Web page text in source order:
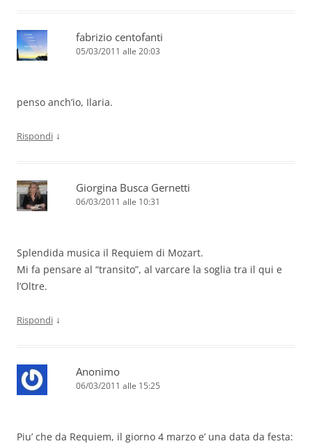
fabrizio centofanti
05/03/2011 alle 20:03
penso anch’io, Ilaria.
Rispondi ↓
Giorgina Busca Gernetti
06/03/2011 alle 10:31
Splendida musica il Requiem di Mozart.
Mi fa pensare al “transito”, al varcare la soglia tra il qui e
l’Oltre.
Rispondi ↓
Anonimo
06/03/2011 alle 15:25
Piu’ che da Requiem, il giorno 4 marzo e’ una data da festa: